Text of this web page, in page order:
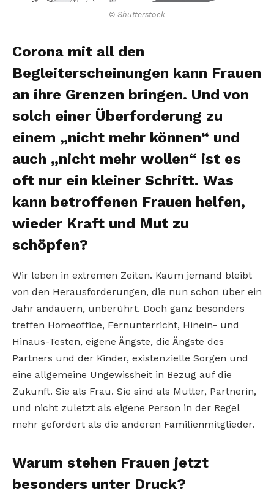
© Shutterstock
Corona mit all den
Begleiterscheinungen kann Frauen
an ihre Grenzen bringen. Und von
solch einer Überforderung zu
einem „nicht mehr können“ und
auch „nicht mehr wollen“ ist es
oft nur ein kleiner Schritt. Was
kann betroffenen Frauen helfen,
wieder Kraft und Mut zu
schöpfen?
Wir leben in extremen Zeiten. Kaum jemand bleibt
von den Herausforderungen, die nun schon über ein
Jahr andauern, unberührt. Doch ganz besonders
treffen Homeoffice, Fernunterricht, Hinein- und
Hinaus-Testen, eigene Ängste, die Ängste des
Partners und der Kinder, existenzielle Sorgen und
eine allgemeine Ungewissheit in Bezug auf die
Zukunft. Sie als Frau. Sie sind als Mutter, Partnerin,
und nicht zuletzt als eigene Person in der Regel
mehr gefordert als die anderen Familienmitglieder.
Warum stehen Frauen jetzt
besonders unter Druck?